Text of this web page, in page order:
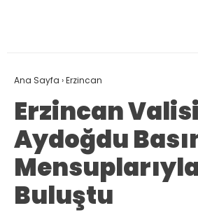
Ana Sayfa ›Erzincan
Erzincan
Aydoğdu
Buluştu